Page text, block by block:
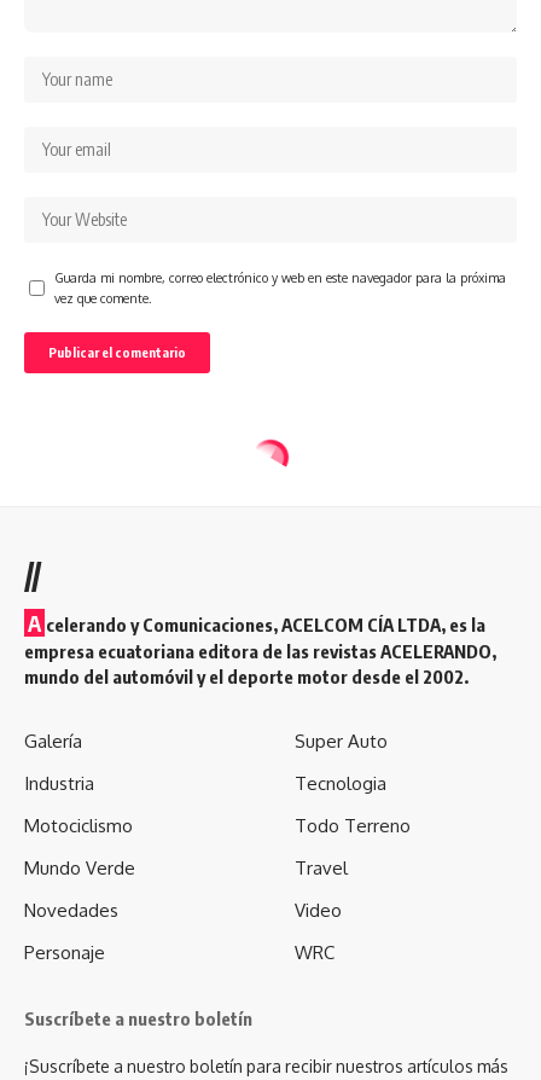
Guarda mi nombre, correo electrónico y web en este navegador para la próxima
vez que comente.
//
A celerando y Comunicaciones, ACELCOM CÍA LTDA, es la
empresa ecuatoriana editora de las revistas ACELERANDO,
mundo del automóvil y el deporte motor desde el 2002.
Galería
Industria
Motociclismo
Mundo Verde
Novedades
Personaje
Super Auto
Tecnologia
Todo Terreno
Travel
Video
WRC
Suscríbete a nuestro boletín
¡Suscríbete a nuestro boletín para recibir nuestros artículos más